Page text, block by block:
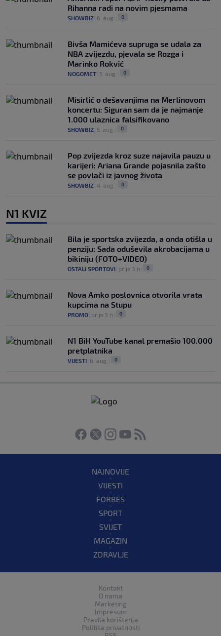
Rihanna radi na novim pjesmama
SHOWBIZ 6. aug. 0
Bivša Mamićeva supruga se udala za
NBA zvijezdu, pjevala se Rozga i
Marinko Rokvić
NOGOMET 5. aug. 0
Misirlić o dešavanjima na Merlinovom
koncertu: Siguran sam da je najmanje
1.000 ulaznica falsifikovano
SHOWBIZ 5. aug. 0
Pop zvijezda kroz suze najavila pauzu u
karijeri: Ariana Grande pojasnila zašto
se povlači iz javnog života
SHOWBIZ 4. aug. 0
N1 KVIZ
Bila je sportska zvijezda, a onda otišla u
penziju: Sada oduševila akrobacijama u
bikiniju (FOTO+VIDEO)
OSTALI SPORTOVI prije 3 h 0
Nova Amko poslovnica otvorila vrata
kupcima na Stupu
PROMO prije 3 h 0
N1 BiH YouTube kanal premašio 100.000
pretplatnika
VIJESTI 6. aug. 0
NAJNOVIJE
VIJESTI
FORBES
SPORT
SVIJET
MAGAZIN
ZDRAVLJE
Kontakt
O nama
Marketing
Impresum
Pravila korištenja
Politika privatnosti